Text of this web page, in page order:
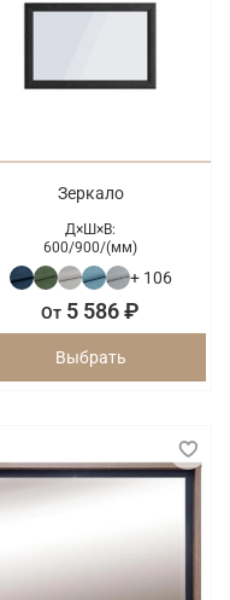
Зеркало
Д×Ш×В:
600/900/(мм)
+ 106
От 5 586 ₽
Выбрать